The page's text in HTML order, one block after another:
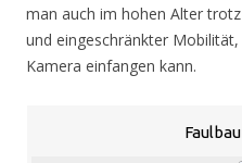
man auch im hohen Alter
und eingeschränkter
Kamera einfangen kann.